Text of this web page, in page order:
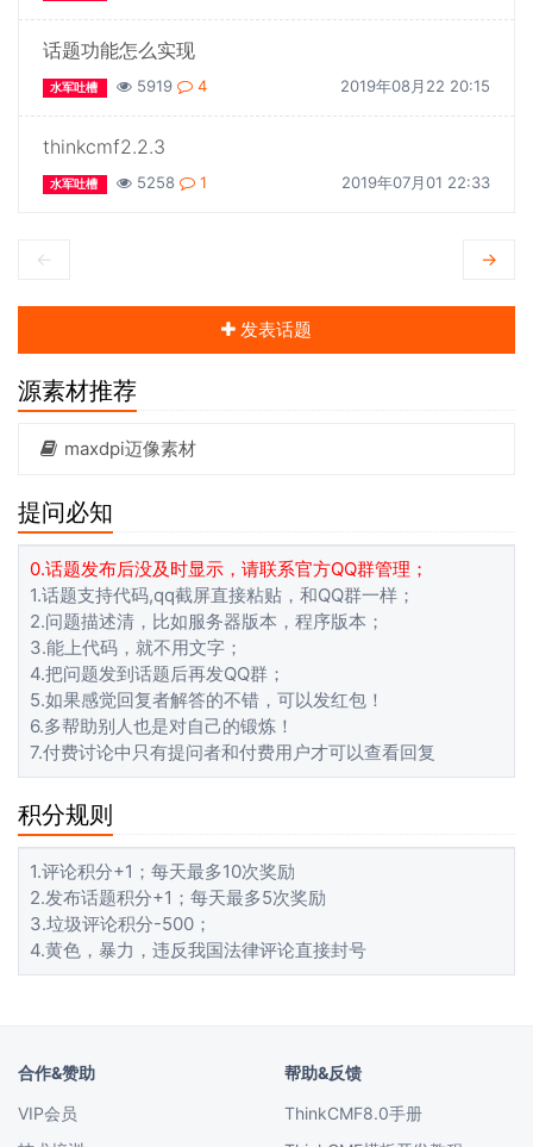
话题功能怎么实现
水军吐槽 5919 4 2019年08月22 20:15
thinkcmf2.2.3
水军吐槽 5258 1 2019年07月01 22:33
← →
发表话题
源素材推荐
maxdpi迈像素材
提问必知
0.话题发布后没及时显示，请联系官方QQ群管理；
1.话题支持代码,qq截屏直接粘贴，和QQ群一样；
2.问题描述清，比如服务器版本，程序版本；
3.能上代码，就不用文字；
4.把问题发到话题后再发QQ群；
5.如果感觉回复者解答的不错，可以发红包！
6.多帮助别人也是对自己的锻炼！
7.付费讨论中只有提问者和付费用户才可以查看回复
积分规则
1.评论积分+1；每天最多10次奖励
2.发布话题积分+1；每天最多5次奖励
3.垃圾评论积分-500；
4.黄色，暴力，违反我国法律评论直接封号
合作&赞助
VIP会员
帮助&反馈
ThinkCMF8.0手册